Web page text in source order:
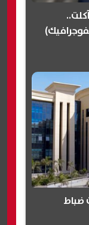
ضباط